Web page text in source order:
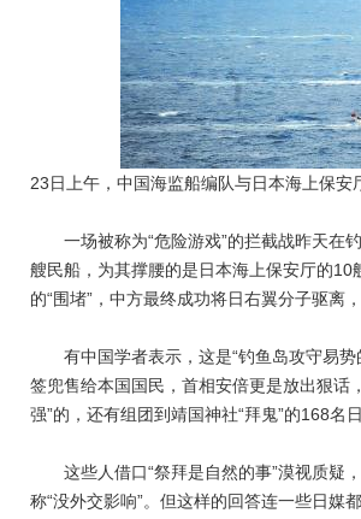
23日上午，中国海监船编队与日本海上保安
一场被称为“危险游戏”的拦截战昨天在
艘民船，为其撑腰的是日本海上保安厅的
的“围堵”，中方最终成功将日右翼分子驱离
有中国学者表示，这是“钓鱼岛攻守易势
签兜售给本国国民，首相安倍更是放出狠话
强”的，还有组团到靖国神社“拜鬼”的168名
这些人借口“祭拜是自然的事”漠视质疑
称“没外交影响”。但这样的回答连一些日媒